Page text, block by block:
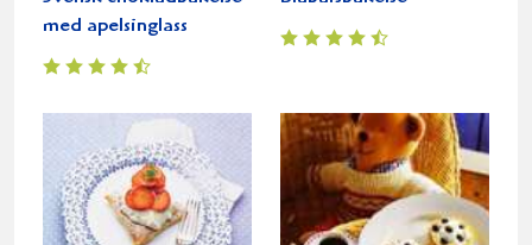
med apelsinglass